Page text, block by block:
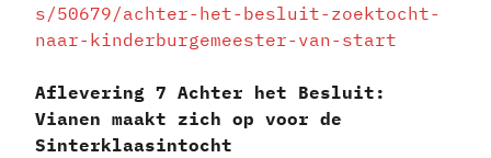
s/50679/achter-het-besluit-zoektocht-
naar-kinderburgemeester-van-start
Aflevering 7 Achter het Besluit:
Vianen maakt zich op voor de
Sinterklaasintocht